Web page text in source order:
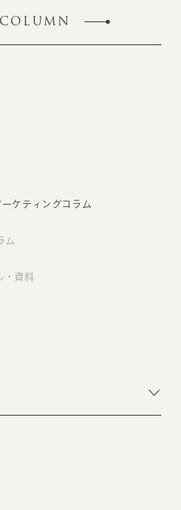
ーケティングコラム
ム
・資料